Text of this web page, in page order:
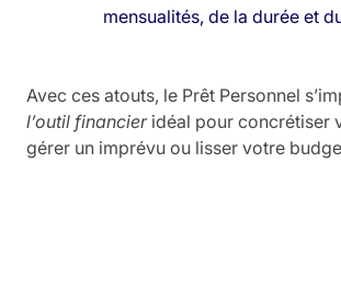
mensualités, de la durée et
Avec ces atouts, le Prêt Personnel
l’outil financieridéal pour concrétiser
gérer un imprévu ou lisser votre